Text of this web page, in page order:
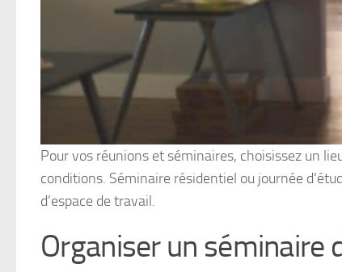
Pour vos réunions et séminaires, choisissez un
conditions. Séminaire résidentiel ou journée
d’espace de travail.
Organiser un séminaire